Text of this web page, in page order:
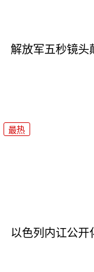
解放军五秒镜头
最热
以色列内讧公开